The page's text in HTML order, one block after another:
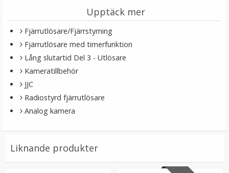
Upptäck mer
Fjärrutlösare/Fjärrstyrning
Fjärrutlösare med timerfunktion
Lång slutartid Del 3 - Utlösare
Kameratillbehör
JJC
Radiostyrd fjärrutlösare
Analog kamera
Liknande produkter